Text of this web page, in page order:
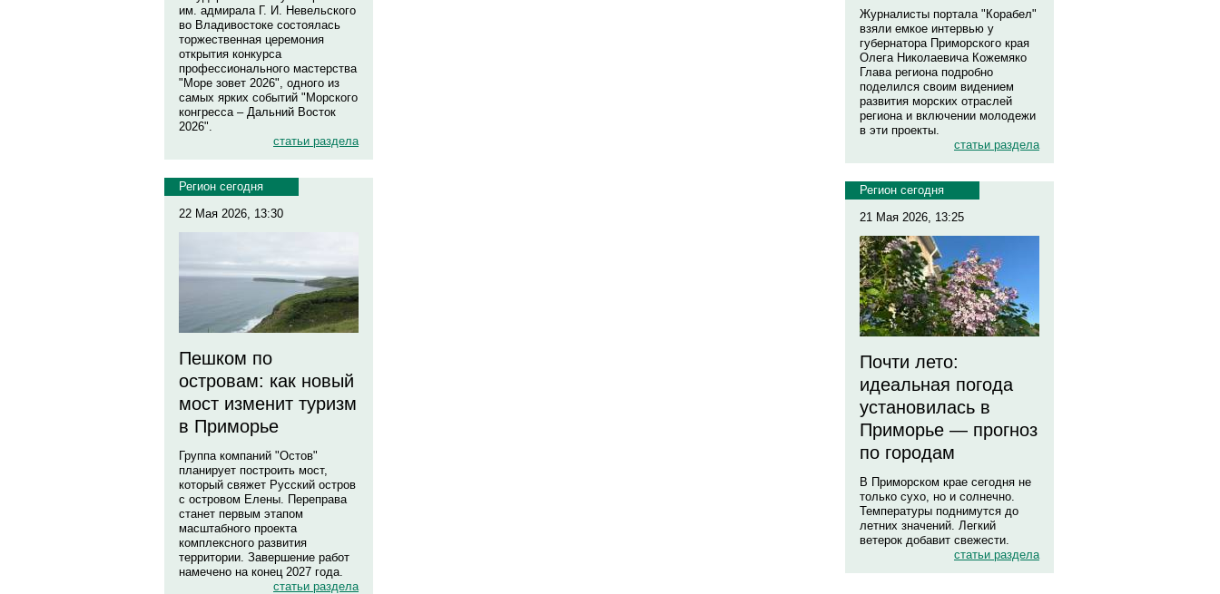
им. адмирала Г. И. Невельского
во Владивостоке состоялась
торжественная церемония
открытия конкурса
профессионального мастерства
"Море зовет 2026", одного из
самых ярких событий "Морского
конгресса – Дальний Восток
2026".
статьи раздела
Регион сегодня
22 Мая 2026, 13:30
Пешком по
островам: как новый
мост изменит туризм
в Приморье
Группа компаний "Остов"
планирует построить мост,
который свяжет Русский остров
с островом Елены. Переправа
станет первым этапом
масштабного проекта
комплексного развития
территории. Завершение работ
намечено на конец 2027 года.
статьи раздела
Журналисты портала "Корабел"
взяли емкое интервью у
губернатора Приморского края
Олега Николаевича Кожемяко
Глава региона подробно
поделился своим видением
развития морских отраслей
региона и включении молодежи
в эти проекты.
статьи раздела
Регион сегодня
21 Мая 2026, 13:25
Почти лето:
идеальная погода
установилась в
Приморье — прогноз
по городам
В Приморском крае сегодня не
только сухо, но и солнечно.
Температуры поднимутся до
летних значений. Легкий
ветерок добавит свежести.
статьи раздела